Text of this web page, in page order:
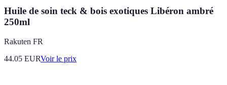
Huile de soin teck & bois exotiques Libéron ambré
250ml
Rakuten FR
44.05 EURVoir le prix